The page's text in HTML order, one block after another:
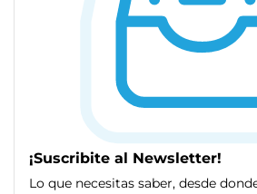
¡Suscribite al Newsletter!
Lo que necesitas saber, desde